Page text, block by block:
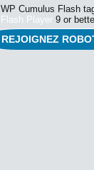
WP Cumulus Flash
Flash Player 9 or
REJOIGNEZ